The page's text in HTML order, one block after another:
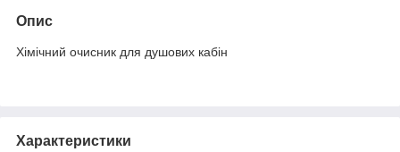
Опис
Хімічний очисник для душових кабін
Характеристики